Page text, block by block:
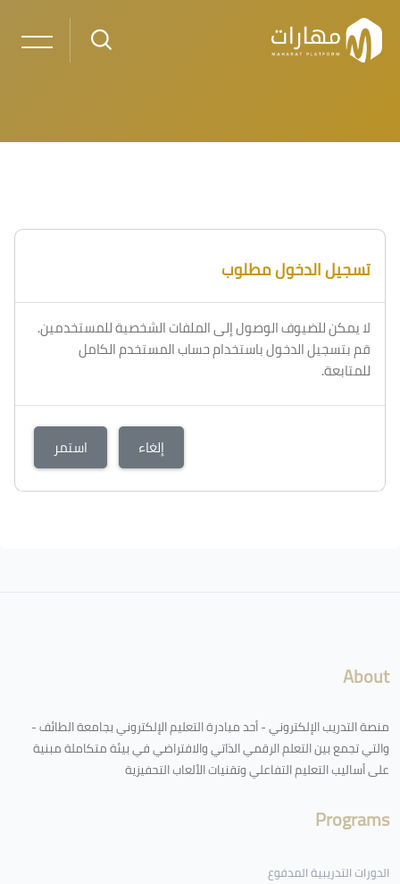
الكتل
تسجيل الدخول مطلوب
لا يمكن للضيوف الوصول إلى الملفات الشخصية للمستخدمين.
قم بتسجيل الدخول باستخدام حساب المستخدم الكامل
للمتابعة.
إلغاء استمر
About
منصة التدريب الإلكتروني - أحد مبادرة التعليم الإلكتروني بجامعة الطائف -
والتي تجمع بين التعلم الرقمي الذاتي والافتراضي في بيئة متكاملة مبنية
على أساليب التعليم التفاعلي وتقنيات الألعاب التحفيزية
Programs
الدورات التدريبية المدفوع